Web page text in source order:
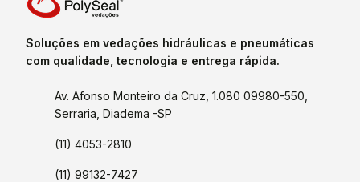
Soluções em vedações hidráulicas e pneumáticas
com qualidade, tecnologia e entrega rápida.
Av. Afonso Monteiro da Cruz, 1.080 09980-550,
Serraria, Diadema -SP
(11) 4053-2810
(11) 99132-7427